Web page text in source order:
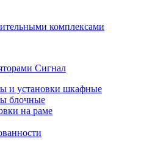
комплексами
Сигнал
и установки шкафные
блочные
на раме